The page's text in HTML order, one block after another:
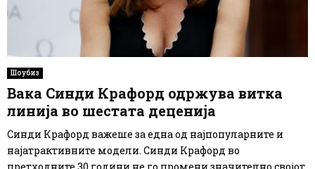
Шоубиз
Вака Синди Крафорд одржува витка
линија во шестата деценија
Синди Крафорд важеше за една од најпопуларните и
најатрактивните модели. Синди Крафорд во